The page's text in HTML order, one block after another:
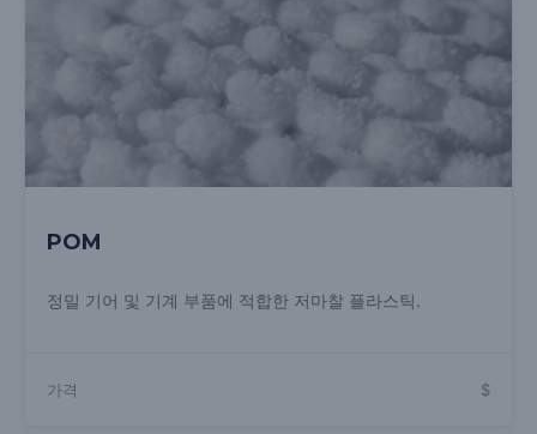
POM
정밀 기어 및 기계 부품에 적합한 저마찰 플라스틱.
가격 $